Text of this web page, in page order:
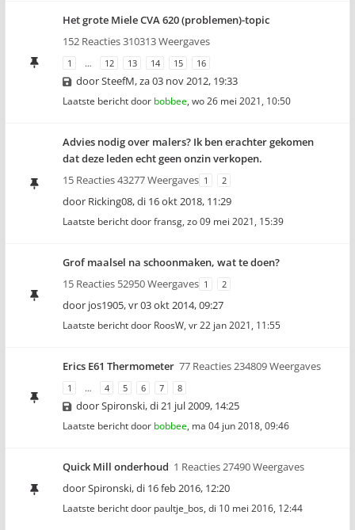
Het grote Miele CVA 620 (problemen)-topic
152 Reacties 310313 Weergaves
1 … 12 13 14 15 16
doorSteefM,za 03 nov 2012, 19:33
Laatste bericht door bobbee, wo 26 mei 2021, 10:50
Advies nodig over malers? Ik ben erachter gekomen
dat deze leden echt geen onzin verkopen.
15 Reacties 43277 Weergaves 1 2
door Ricking08,di 16 okt 2018, 11:29
Laatste bericht doorfransg, zo 09 mei 2021, 15:39
Grof maalsel na schoonmaken, wat te doen?
15 Reacties 52950 Weergaves 1 2
door jos1905,vr 03 okt 2014, 09:27
Laatste bericht door RoosW, vr 22 jan 2021, 11:55
Erics E61 Thermometer 77 Reacties 234809 Weergaves
1 … 4 5 6 7 8
doorSpironski,di 21 jul 2009, 14:25
Laatste bericht door bobbee, ma 04 jun 2018, 09:46
Quick Mill onderhoud 1 Reacties 27490 Weergaves
doorSpironski,di 16 feb 2016, 12:20
Laatste bericht door paultje_bos, di 10 mei 2016, 12:44